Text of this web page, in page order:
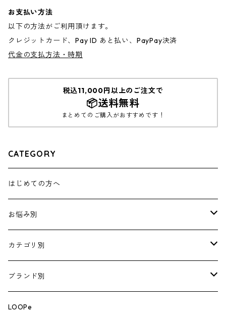
お支払い方法
以下の方法がご利用頂けます。
クレジットカード、Pay ID あと払い、PayPay決済
代金の支払方法・時期
税込11,000円以上のご注文で
📦送料無料
まとめてのご購入がおすすめです！
CATEGORY
はじめての方へ
お悩み別
涙やけ
おなかの健康
皮ふの健康
カテゴリ別
フードセット
フード
ブランド別
ARTERO
LOOPe